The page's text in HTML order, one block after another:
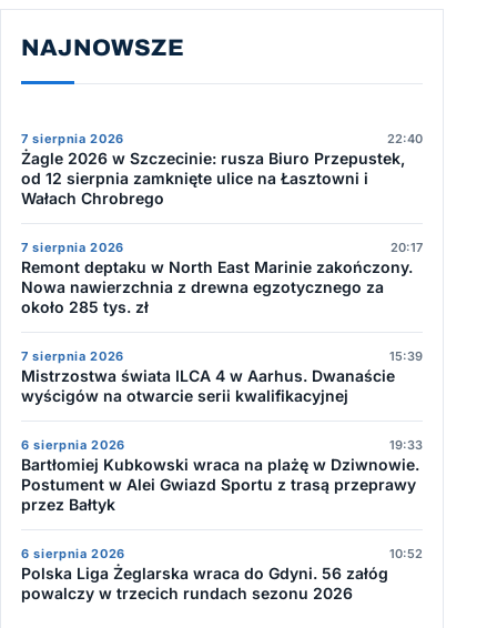
NAJNOWSZE
7 sierpnia 2026 22:40
Żagle 2026 w Szczecinie: rusza Biuro Przepustek,
od 12 sierpnia zamknięte ulice na Łasztowni i
Wałach Chrobrego
7 sierpnia 2026 20:17
Remont deptaku w North East Marinie zakończony.
Nowa nawierzchnia z drewna egzotycznego za
około 285 tys. zł
7 sierpnia 2026 15:39
Mistrzostwa świata ILCA 4 w Aarhus. Dwanaście
wyścigów na otwarcie serii kwalifikacyjnej
6 sierpnia 2026 19:33
Bartłomiej Kubkowski wraca na plażę w Dziwnowie.
Postument w Alei Gwiazd Sportu z trasą przeprawy
przez Bałtyk
6 sierpnia 2026 10:52
Polska Liga Żeglarska wraca do Gdyni. 56 załóg
powalczy w trzecich rundach sezonu 2026